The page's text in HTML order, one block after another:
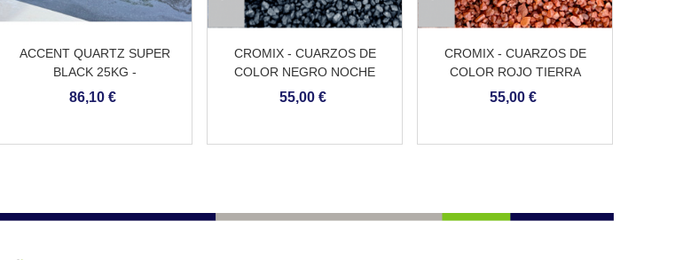
ACCENT QUARTZ SUPER
BLACK 25KG -
REVESTIMENTO CONTÍNUO
86,10 €
CROMIX - CUARZOS DE
COLOR NEGRO NOCHE
55,00 €
CROMIX - CUARZOS DE
COLOR ROJO TIERRA
55,00 €